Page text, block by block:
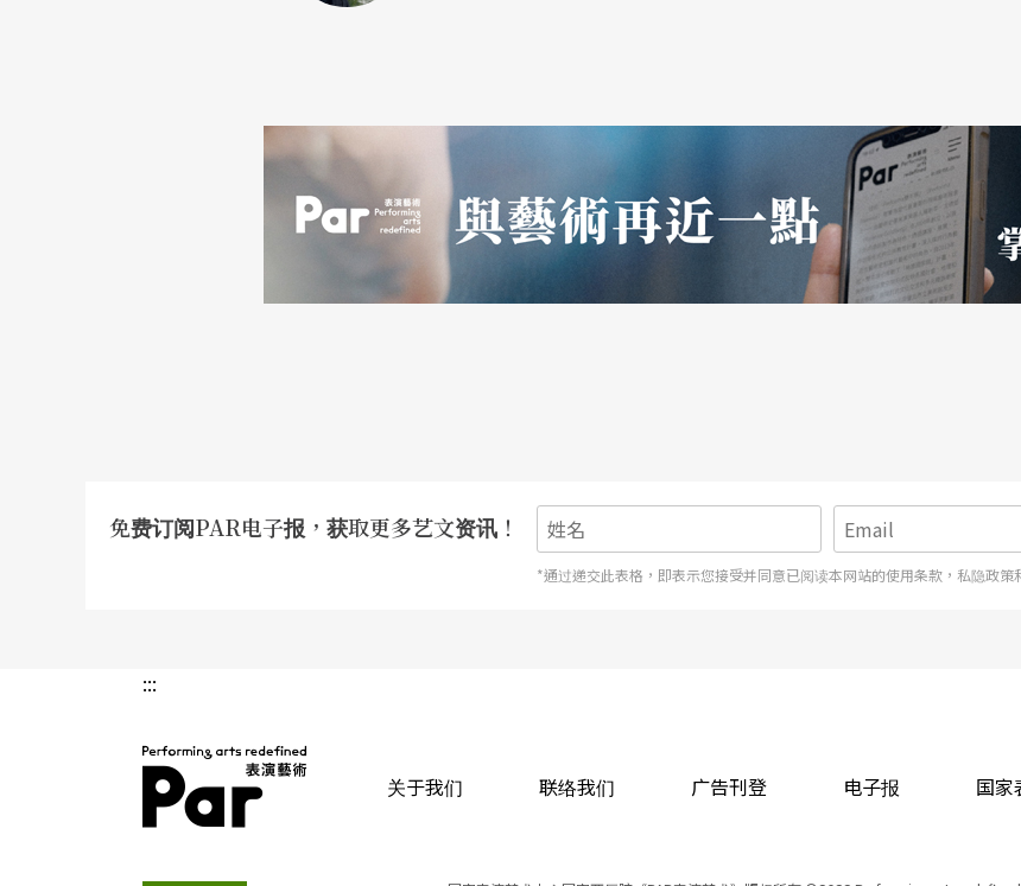
免费订阅PAR电子报，获取更多艺文资讯！
*通过递交此表格，即表示您接受并同意已阅读本网站的使用条款，私隐政策
:::
关于我们 联络我们 广告刊登 电子报 国家